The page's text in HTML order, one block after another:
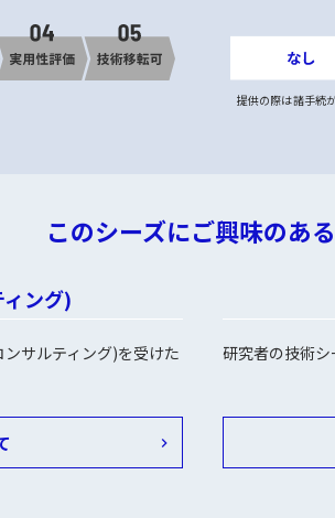
提供の際は諸手続
このシーズにご興味のあ
ング)
サルティング)を受けた
研究者の技術